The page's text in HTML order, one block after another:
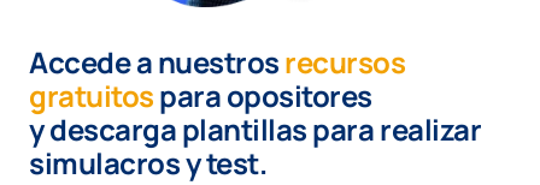
Accede a nuestrosrecursos
gratuitospara opositores
ydescarga plantillas para realizar
simulacros y test.